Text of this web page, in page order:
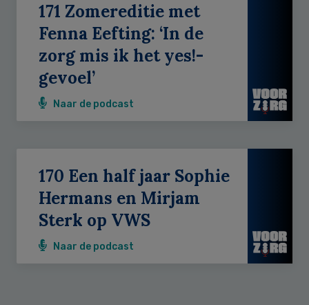
171 Zomereditie met
Fenna Eefting: ‘In de
zorg mis ik het yes!-
gevoel’
Naar de podcast
170 Een half jaar Sophie
Hermans en Mirjam
Sterk op VWS
Naar de podcast